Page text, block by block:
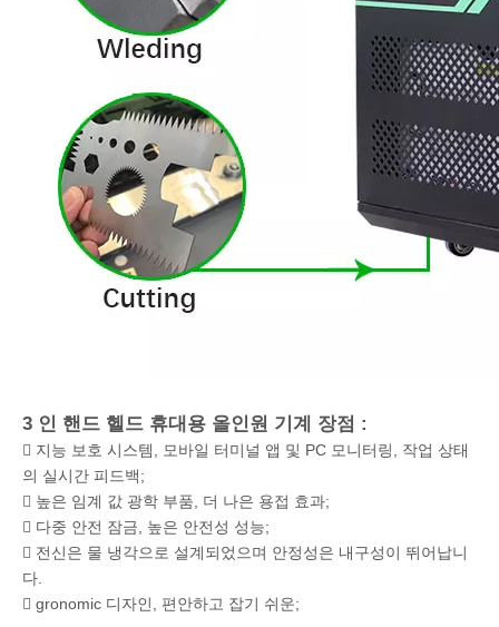
3 인 핸드 헬드 휴대용 올인원 기계 장점 :
 지능 보호 시스템, 모바일 터미널 앱 및 PC 모니터링, 작업 상태
의 실시간 피드백;
 높은 임계 값 광학 부품, 더 나은 용접 효과;
 다중 안전 잠금, 높은 안전성 성능;
 전신은 물 냉각으로 설계되었으며 안정성은 내구성이 뛰어납니
다.
 gronomic 디자인, 편안하고 잡기 쉬운;